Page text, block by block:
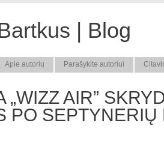
| Blog
Apie autorių Parašykite autoriui
„WIZZ AIR”
PO SEPTYNERIŲ